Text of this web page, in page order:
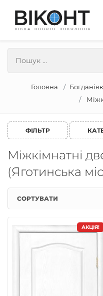
Головна
ФІЛЬТР
Міжкімнатні
(Яготинська
СОРТУВАТИ
АКЦІЯ!